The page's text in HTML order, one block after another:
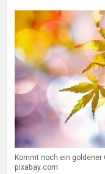
Kommt noch ein goldener
pixabay.com